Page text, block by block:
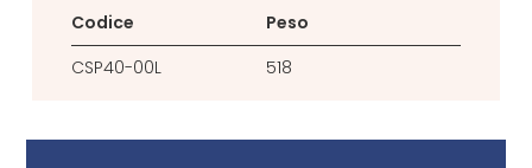
Codice
CSP40-00L
Peso
518